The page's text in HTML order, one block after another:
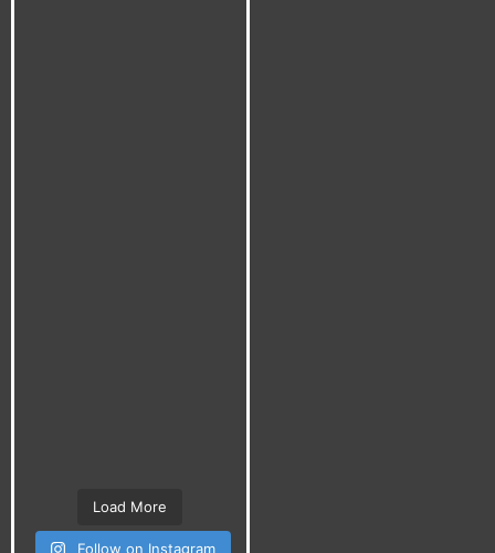
Load More
Follow on Instagram